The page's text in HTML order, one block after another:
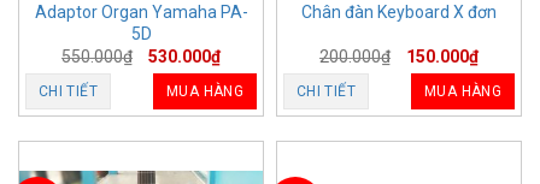
Adaptor Organ Yamaha PA-
5D
550.000₫ 530.000₫
CHI TIẾT MUA HÀNG
Chân đàn Keyboard X đơn
200.000₫ 150.000₫
CHI TIẾT MUA HÀNG